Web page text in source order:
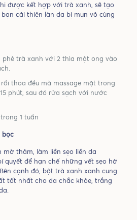
được kết hợp với trà xanh, sẽ tạo
cải thiện làn da bị mụn vô cùng
phê trà xanh với 2 thìa mật ong vào
thoa đều mà massage mặt trong
phút, sau đó rửa sạch với nước
1 tuần
bọc
thâm, làm liền sẹo liền da
quyết để hạn chế những vết sẹo hở
cạnh đó, bột trà xanh xanh cung
tốt nhất cho da chắc khỏe, trắng